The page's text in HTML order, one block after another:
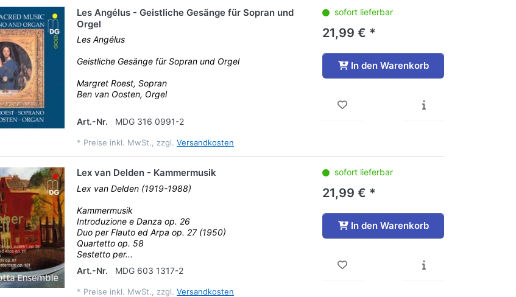
Les Angélus - Geistliche Gesänge für Sopran und
Orgel
Les Angélus
Geistliche Gesänge für Sopran und Orgel
Margret Roest, Sopran
Ben van Oosten, Orgel
Art.-Nr. MDG 316 0991-2
* Preise inkl. MwSt., zzgl. Versandkosten
sofort lieferbar
21,99 € *
In den Warenkorb
Lex van Delden - Kammermusik
Lex van Delden (1919-1988)
Kammermusik
Introduzione e Danza op. 26
Duo per Flauto ed Arpa op. 27 (1950)
Quartetto op. 58
Sestetto per...
Art.-Nr.
MDG 603 1317-2
* Preise inkl. MwSt., zzgl. Versandkosten
sofort lieferbar
21,99 € *
In den Warenkorb